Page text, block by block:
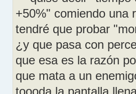
+50%" comiendo una
tendré que probar
¿y que pasa con
que esa es la razón
que mata a un
toooda la pantalla